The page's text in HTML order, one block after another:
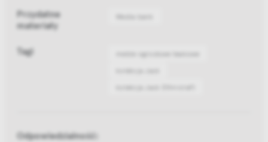
Przydatne
materiały
Media bank
Tagi
meble ogrodowe teakowe
kolekcja Jack
kolekcja Jack Ethnicraft
Odpowiedzialność: